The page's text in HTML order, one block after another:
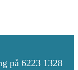
på 6223 1328